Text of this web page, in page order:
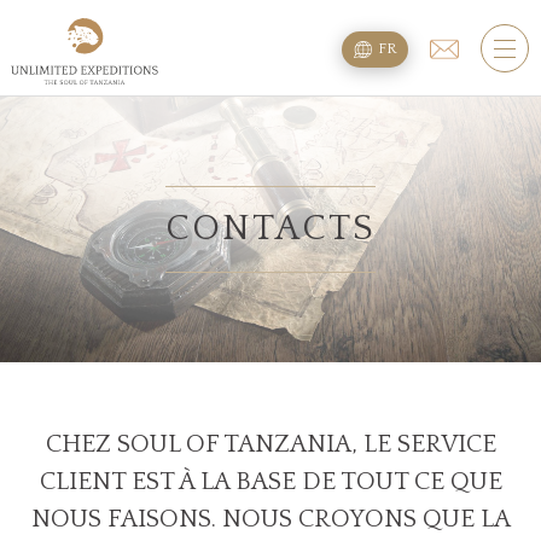
SAFARIS
TREKS DU KILIMANDJARO
EXTENSION PLAGE
PLANNING
QUESTIONS
A PROPOS
CONTACTS
CHEZ SOUL OF TANZANIA, LE SERVICE
CLIENT EST À LA BASE DE TOUT CE QUE
NOUS FAISONS. NOUS CROYONS QUE LA
FR